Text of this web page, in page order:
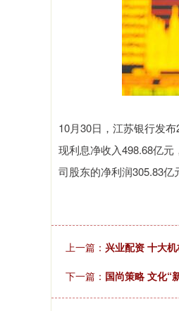
10月30日，江苏银行发
现利息净收入498.68亿
司股东的净利润305.83亿
上一篇： 兴业配资 十大
下一篇： 国尚策略 文化“
上证指数